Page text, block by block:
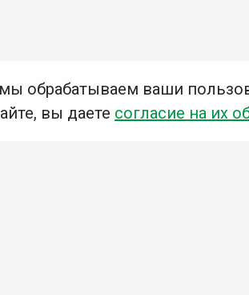
обрабатываем ваши
вы даете согласие на их